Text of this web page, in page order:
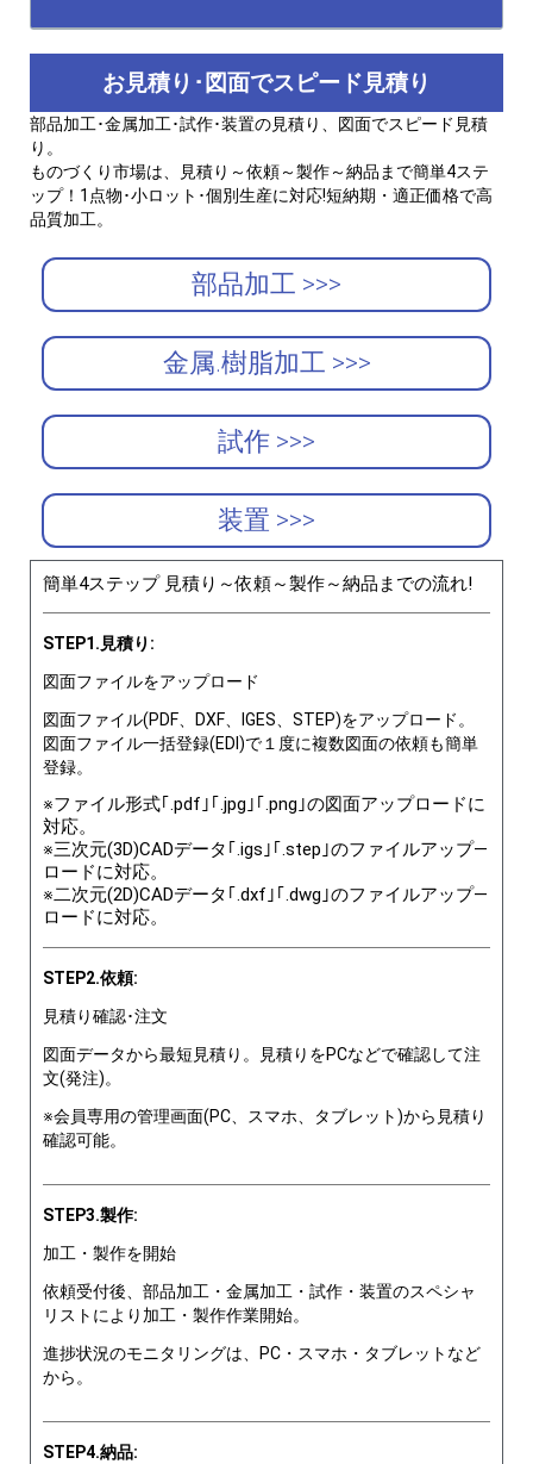
お見積り･図面でスピード見積り
部品加工･金属加工･試作･装置の見積り、図面でスピード見積
り。
ものづくり市場は、見積り～依頼～製作～納品まで簡単4ステ
ップ！1点物･小ロット･個別生産に対応!短納期・適正価格で高
品質加工。
部品加工 >>>
金属.樹脂加工 >>>
試作 >>>
装置 >>>
簡単4ステップ 見積り～依頼～製作～納品までの流れ!
STEP1.見積り:
図面ファイルをアップロード
図面ファイル(PDF、DXF、IGES、STEP)をアップロード。
図面ファイル一括登録(EDI)で１度に複数図面の依頼も簡単
登録。
※ファイル形式｢.pdf｣｢.jpg｣｢.png｣の図面アップロードに
対応。
※三次元(3D)CADデータ｢.igs｣｢.step｣のファイルアップ―
ロードに対応。
※二次元(2D)CADデータ｢.dxf｣｢.dwg｣のファイルアップ―
ロードに対応。
STEP2.依頼:
見積り確認･注文
図面データから最短見積り。見積りをPCなどで確認して注
文(発注)。
※会員専用の管理画面(PC、スマホ、タブレット)から見積り
確認可能。
STEP3.製作:
加工・製作を開始
依頼受付後、部品加工・金属加工・試作・装置のスペシャ
リストにより加工・製作作業開始。
進捗状況のモニタリングは、PC・スマホ・タブレットなど
から。
STEP4.納品: